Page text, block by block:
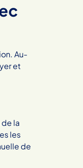
Au-
et
la
les
de